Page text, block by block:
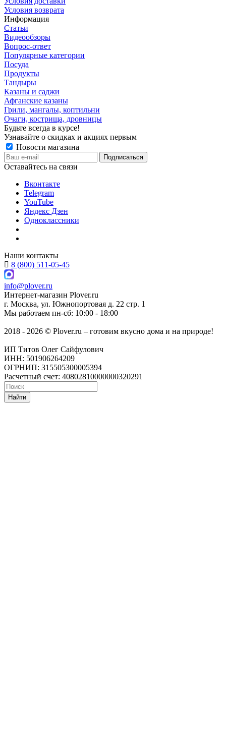
Условия возврата
Информация
Статьи
Видеообзоры
Вопрос-ответ
Популярные категории
Посуда
Продукты
Тандыры
Казаны и саджи
Афганские казаны
Грили, мангалы, коптильни
Очаги, кострища, дровницы
Будьте всегда в курсе!
Узнавайте о скидках и акциях первым
Новости магазина
Оставайтесь на связи
Вконтакте
Telegram
YouTube
Яндекс Дзен
Одноклассники
Наши контакты
8 (800) 511-05-45
info@plover.ru
Интернет-магазин Plover.ru
г. Москва, ул. Южнопортовая д. 22 стр. 1
Мы работаем пн-сб: 10:00 - 18:00
2018 - 2026 © Plover.ru – готовим вкусно дома и на природе!
ИП Титов Олег Сайфулович
ИНН: 501906264209
ОГРНИП: 315505300005394
Расчетный счет: 40802810000000320291
Найти